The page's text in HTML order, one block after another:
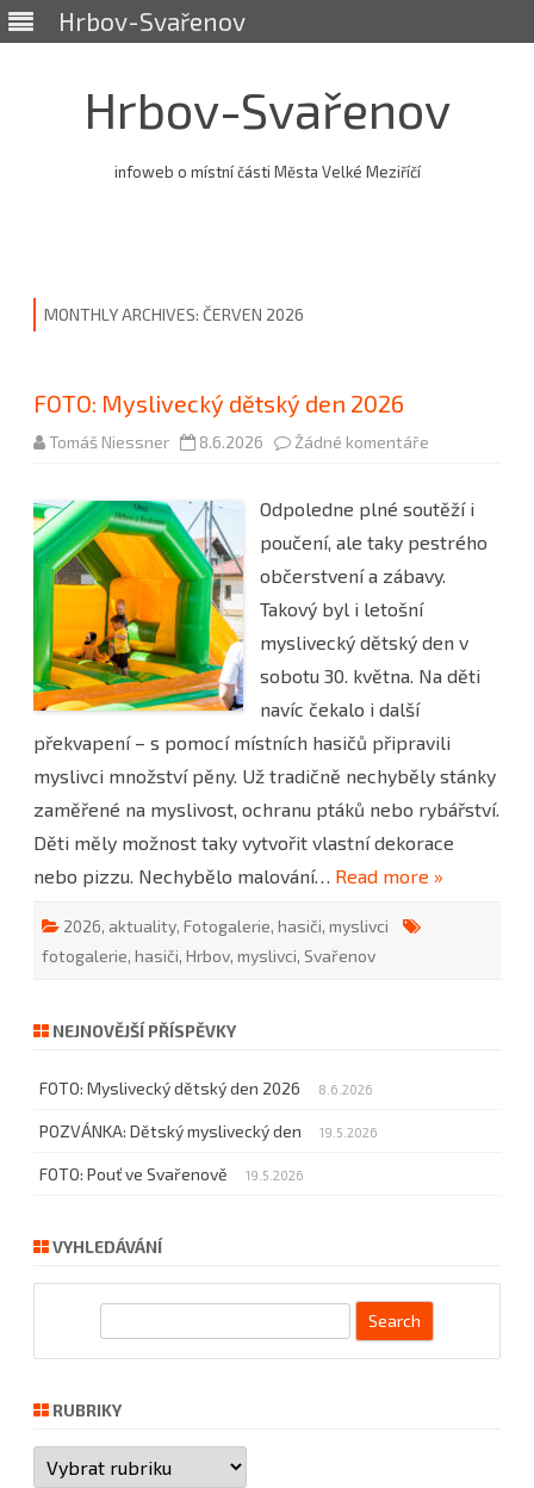
Hrbov-Svařenov
Hrbov-Svařenov
infoweb o místní části Města Velké Meziříčí
MONTHLY ARCHIVES: ČERVEN 2026
FOTO: Myslivecký dětský den 2026
Tomáš Niessner 8.6.2026 Žádné komentáře
FOTO:
Myslivecký
dětský
2026
Odpoledne plné soutěží i
poučení, ale taky pestrého
občerstvení a zábavy.
Takový byl i letošní
myslivecký dětský den v
sobotu 30. května. Na děti
navíc čekalo i další
překvapení – s pomocí místních hasičů připravili
myslivci množství pěny. Už tradičně nechyběly stánky
zaměřené na myslivost, ochranu ptáků nebo rybářství.
Děti měly možnost taky vytvořit vlastní dekorace
nebo pizzu. Nechybělo malování… Read more »
2026, aktuality, Fotogalerie, hasiči, myslivci
fotogalerie, hasiči, Hrbov, myslivci, Svařenov
NEJNOVĚJŠÍ PŘÍSPĚVKY
FOTO: Myslivecký dětský den 2026 8.6.2026
POZVÁNKA: Dětský myslivecký den 19.5.2026
FOTO: Pouť ve Svařenově 19.5.2026
VYHLEDÁVÁNÍ
r
RUBRIKY
Rubriky